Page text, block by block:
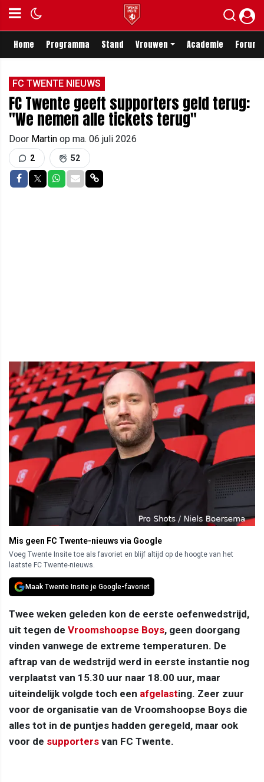
Home Programma Stand Vrouwen Academie Forum
FC TWENTE NIEUWS
FC Twente geeft supporters geld terug:
"We nemen alle tickets terug"
Door Martin op ma. 06 juli 2026
2 52
Delen op Facebook
Delen op Twitter
Delen op Whatsapp
Delen via Mail
Delen via link
Mis geen FC Twente-nieuws via Google
Voeg Twente Insite toe als favoriet en blijf altijd op de hoogte van het
laatste FC Twente-nieuws.
Maak Twente Insite je Google-favoriet
Twee weken geleden kon de eerste oefenwedstrijd,
uit tegen de Vroomshoopse Boys, geen doorgang
vinden vanwege de extreme temperaturen. De
aftrap van de wedstrijd werd in eerste instantie nog
verplaatst van 15.30 uur naar 18.00 uur, maar
uiteindelijk volgde toch een afgelasting. Zeer zuur
voor de organisatie van de Vroomshoopse Boys die
alles tot in de puntjes hadden geregeld, maar ook
voor de supporters van FC Twente.